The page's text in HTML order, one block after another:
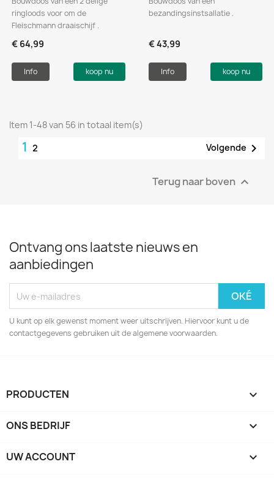
ringloods voor om de
Fleischmann draaischijf .
€ 64,99
Info koop nu
bezandingsinstsallatie .
€ 43,99
Info koop nu
Item 1-48 van 56 in totaal item(s)
1 2 Volgende 
Terug naar boven 
Ontvang ons laatste nieuws en
aanbiedingen
U kunt op elk gewenst moment weer uitschrijven. Hiervoor kunt u de
contactgegevens gebruiken uit de algemene voorwaarden.
PRODUCTEN 
ONS BEDRIJF 
UW ACCOUNT 